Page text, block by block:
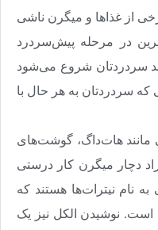
از غذاها و میگرن ناشی
در مرحله پیش‌سردرد
سردردتان شروع می‌شود
که سردردتان به هر حال با
مانند هات‌داگ، گوشت‌های
دچار میگرن کار درستی
نام نیترات‌ها هستند که
است. نوشیدن الکل نیز یک